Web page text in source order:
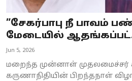
”சேகர்பாபு நீ பாவம்
மேடையில்
Jun 5, 2026
மறைந்த முன்னாள்
கருணாநிதியின் பிறந்தநாள்